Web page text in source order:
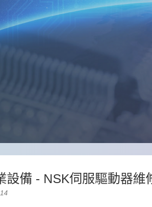
設備 - NSK伺服驅動器維